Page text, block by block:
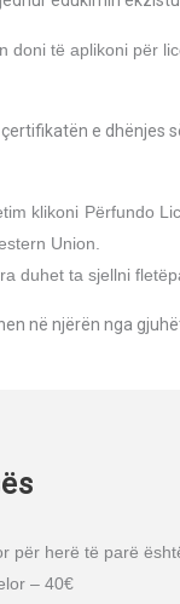
doni të aplikoni për
e dhënjes
klikoni Përfundo
Union.
duhet ta sjellni
në njërën nga
për herë të parë
– 40€